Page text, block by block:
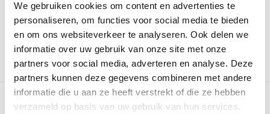
We gebruiken cookies om content en advertenties te
personaliseren, om functies voor social media te bieden
en om ons websiteverkeer te analyseren. Ook delen we
informatie over uw gebruik van onze site met onze
partners voor social media, adverteren en analyse. Deze
partners kunnen deze gegevens combineren met andere
informatie die u aan ze heeft verstrekt of die ze hebben
verzameld op basis van uw gebruik van hun services.
Vergelijk Vergelijk